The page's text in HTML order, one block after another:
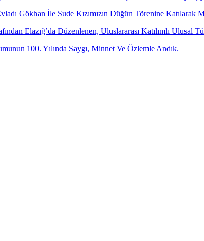
Gökhan İle Sude Kızımızın Düğün Törenine Katılarak
Elazığ’da Düzenlenen, Uluslararası Katılımlı
100. Yılında Saygı, Minnet Ve Özlemle Andık.